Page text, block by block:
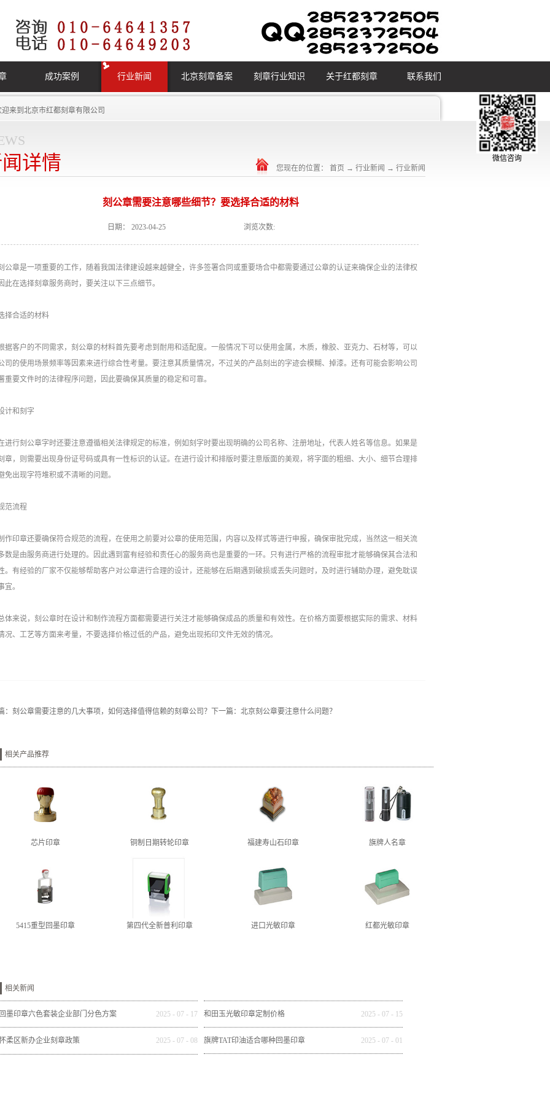
成功案例 行业新闻 北京刻章备案 刻章行业知识 关于红都刻章 联系我们
迎来到 北京市红都刻章有限公司
详情
您现在的位置： 首页 → 行业新闻 → 行业新闻
刻公章需要注意哪些细节？要选择合适的材料
日期： 2023-04-25 浏览次数:
章是一项重要的工作，随着我国法律建设越来越健全，许多签署合同或重要场合中都需要通过公章的认证来确保企业的法律权
此在选择刻章服务商时，要关注以下三点细节。
合适的材料
客户的不同需求，刻公章的材料首先要考虑到耐用和适配度。一般情况下可以使用金属，木质，橡胶、亚克力、石材等，可以
司的使用场景频率等因素来进行综合性考量。要注意其质量情况，不过关的产品刻出的字迹会模糊、掉漆。还有可能会影响公司
重要文件时的法律程序问题，因此要确保其质量的稳定和可靠。
和刻字
行刻公章字时还要注意遵循相关法律规定的标准，例如刻字时要出现明确的公司名称、注册地址，代表人姓名等信息。如果是
章，则需要出现身份证号码或具有一性标识的认证。在进行设计和排版时要注意版面的美观，将字面的粗细、大小、细节合理排
免出现字符堆积或不清晰的问题。
流程
印章还要确保符合规范的流程，在使用之前要对公章的使用范围，内容以及样式等进行申报，确保审批完成，当然这一相关流
数是由服务商进行处理的。因此遇到富有经验和责任心的服务商也是重要的一环。只有进行严格的流程审批才能够确保其合法和
。有经验的厂家不仅能够帮助客户对公章进行合理的设计，还能够在后期遇到破损或丢失问题时，及时进行辅助办理，避免耽误
宜。
来说，刻公章时在设计和制作流程方面都需要进行关注才能够确保成品的质量和有效性。在价格方面要根据实际的需求、材料
况、工艺等方面来考量，不要选择价格过低的产品，避免出现拓印文件无效的情况。
：刻公章需要注意的几大事项，如何选择值得信赖的刻章公司？ 下一篇：北京刻公章要注意什么问题？
相关产品推荐
芯片印章 铜制日期转轮印章 福建寿山石印章 旗牌人名章
5415重型回墨印章 第四代全新普利印章 进口光敏印章 红都光敏印章
相关新闻
回墨印章六色套装企业部门分色方案 2025 -07 - 17 和田玉光敏印章定制价格 2025 -07 - 15
柔区新办企业刻章政策 2025 -07 -08 旗牌TAT印油适合哪种回墨印章 2025 -07 -01
微信咨询